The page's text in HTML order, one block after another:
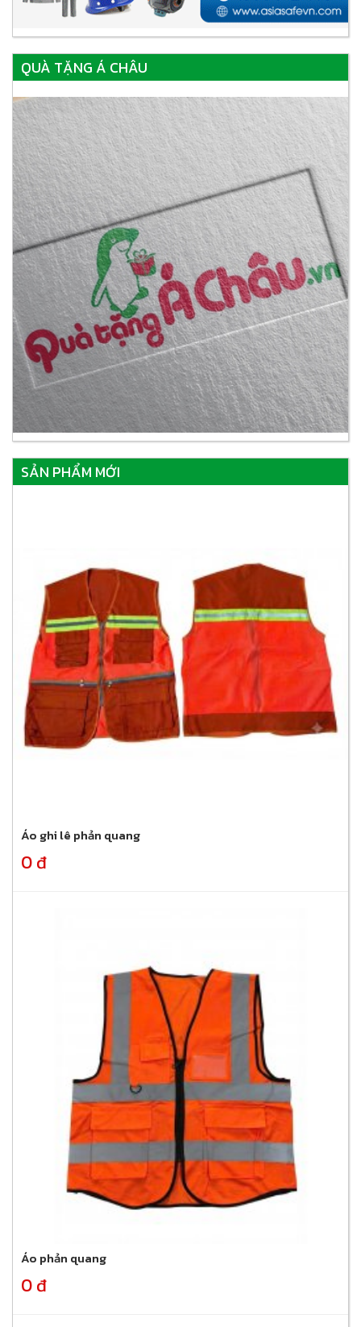
QUÀ TẶNG Á CHÂU
SẢN PHẨM MỚI
Áo ghi lê phản quang
0 đ
Áo phản quang
0 đ